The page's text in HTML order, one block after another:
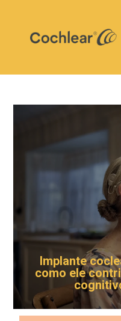
Implante
como ele